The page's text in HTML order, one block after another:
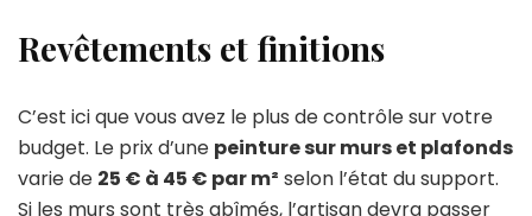
Revêtements et finitions
C’est ici que vous avez le plus de contrôle sur votre
budget. Le prix d’une peinture sur murs et plafonds
varie de 25 € à 45 € par m² selon l’état du support.
Si les murs sont très abîmés, l’artisan devra passer